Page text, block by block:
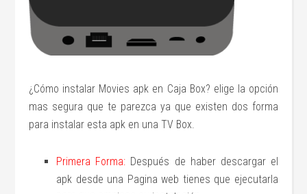
¿Cómo instalar Movies apk en Caja Box? elige la opción
mas segura que te parezca ya que existen dos forma
para instalar esta apk en una TV Box.
Primera Forma: Después de haber descargar el
apk desde una Pagina web tienes que ejecutarla